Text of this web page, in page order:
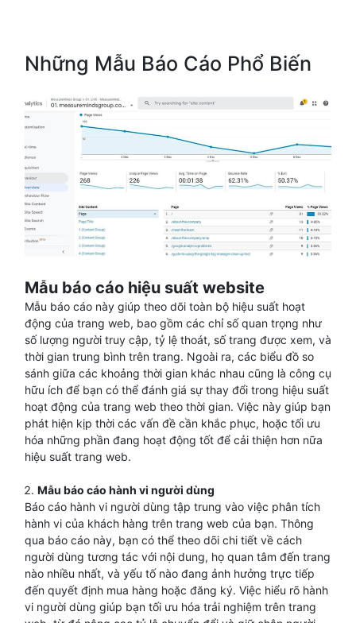
Những Mẫu Báo Cáo Phổ Biến
Mẫu báo cáo hiệu suất website
Mẫu báo cáo này giúp theo dõi toàn bộ hiệu suất hoạt
động của trang web, bao gồm các chỉ số quan trọng như
số lượng người truy cập, tỷ lệ thoát, số trang được xem, và
thời gian trung bình trên trang. Ngoài ra, các biểu đồ so
sánh giữa các khoảng thời gian khác nhau cũng là công cụ
hữu ích để bạn có thể đánh giá sự thay đổi trong hiệu suất
hoạt động của trang web theo thời gian. Việc này giúp bạn
phát hiện kịp thời các vấn đề cần khắc phục, hoặc tối ưu
hóa những phần đang hoạt động tốt để cải thiện hơn nữa
hiệu suất trang web.
Mẫu báo cáo hành vi người dùng
Báo cáo hành vi người dùng tập trung vào việc phân tích
hành vi của khách hàng trên trang web của bạn. Thông
qua báo cáo này, bạn có thể theo dõi chi tiết về cách
người dùng tương tác với nội dung, họ quan tâm đến trang
nào nhiều nhất, và yếu tố nào đang ảnh hưởng trực tiếp
đến quyết định mua hàng hoặc đăng ký. Việc hiểu rõ hành
vi người dùng giúp bạn tối ưu hóa trải nghiệm trên trang